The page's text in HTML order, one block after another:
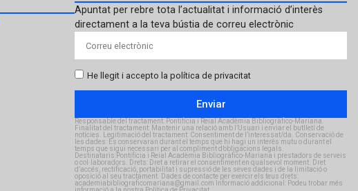
Apuntat per rebre tota l’actualitat i informació d’interès
directament a la teva bústia de correu electrònic
He llegit i accepto la política de privacitat
Enviar
Responsable del tractament: Pontifícia i Reial Acadèmia Bibliogràfico-Mariana.
Finalitat del tractament: Mantenir una relació amb l’Usuari i enviar el butlletí de
notícies. Legitimació del tractament: Consentiment de l’interessat/da. Conservació de
les dades: Es conservaran durant el temps que hi hagi un interès mutu o durant el
temps que sigui necessari per al compliment d’obligacions legals.
Destinataris:Pontifícia i Reial Acadèmia Bibliogràfico-Mariana i prestadors de serveis
o col·laboradors. Drets: Dret a retirar el consentiment en qualsevol moment. Dret
d’accés, rectificació, portabilitat i supressió de les seves dades i de la limitació o
oposició al seu tractament. Dades de contacte per exercir els teus drets:
academiabibliograficomariana@gmail.com Informació addicional: Podeu trobar més